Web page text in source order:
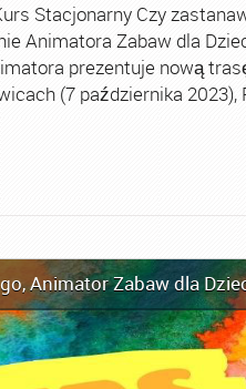
Stacjonarny Czy
Animatora Zabaw dla
prezentuje nową
(7 października 2023),
,Animator Zabaw dla